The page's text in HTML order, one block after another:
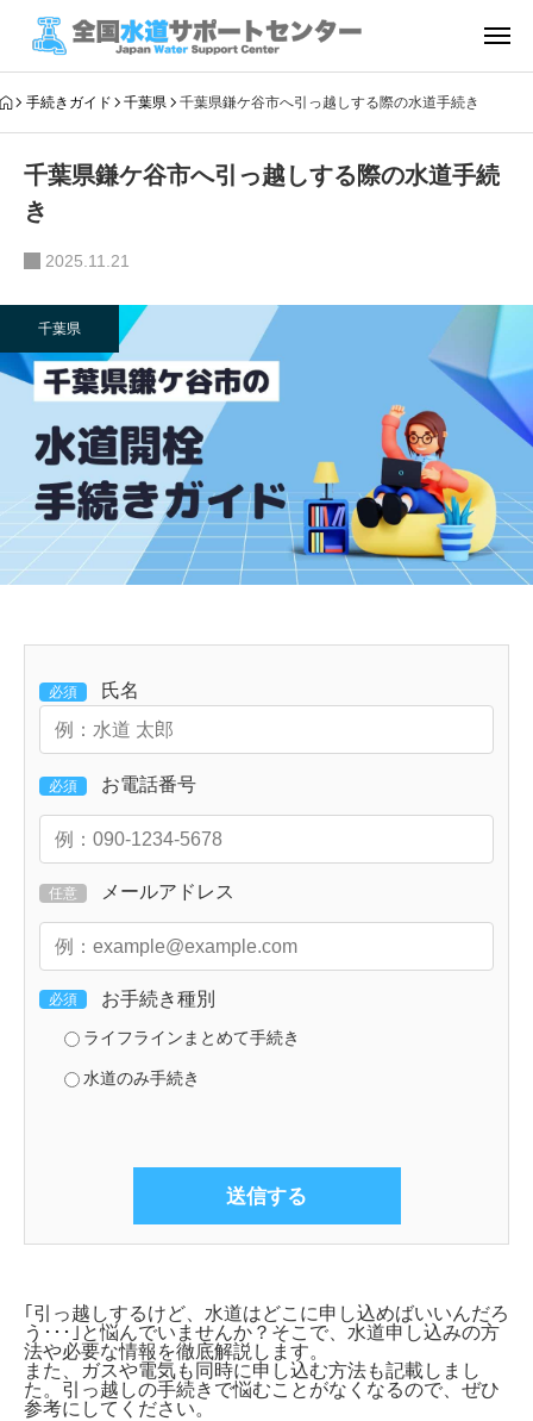
手続きガイド 千葉県 千葉県鎌ケ谷市へ引っ越しする際の水道手続き
千葉県鎌ケ谷市へ引っ越しする際の水道手続
き
2025.11.21
千葉県
必須 氏名
必須 お電話番号
任意 メールアドレス
必須 お手続き種別
ライフラインまとめて手続き
水道のみ手続き
｢引っ越しするけど、水道はどこに申し込めばいいんだろ
う･･･｣と悩んでいませんか？そこで、 水道申し込みの方
法や必要な情報を徹底解説します。
また、ガスや電気も同時に申し込む方法も記載しまし
た。引っ越しの手続きで悩むことがなくなるので、ぜひ
参考にしてください。